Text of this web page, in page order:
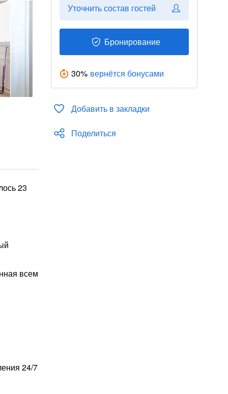
Уточнить состав гостей
Бронирование
30% вернётся бонусами
Добавить в закладки
Поделиться
23
всем
24/7